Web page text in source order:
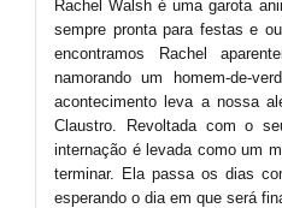
Rachel Walsh é uma garota
sempre pronta para festas e
encontramos Rachel
namorando um homem-de-
acontecimento leva a nossa
Claustro. Revoltada com o
internação é levada como um
terminar. Ela passa os dias
esperando o dia em que será